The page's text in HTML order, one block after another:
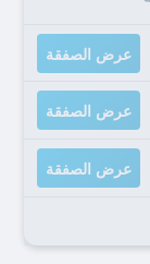
عرض الصفقة
عرض الصفقة
عرض الصفقة